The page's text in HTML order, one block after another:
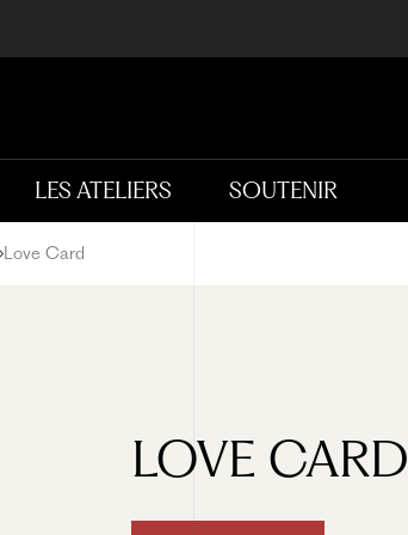
LES ATELIERS SOUTENIR
Love Card
LOVE CARD